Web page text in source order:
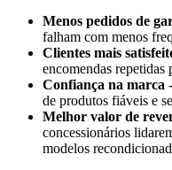
Menos pedidos de
falham com menos
Clientes mais
encomendas repetidas
Confiança na marca
de produtos fiáveis e
Melhor valor de
concessionários
modelos